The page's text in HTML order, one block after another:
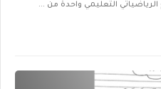
التعليمي واحدة من ...